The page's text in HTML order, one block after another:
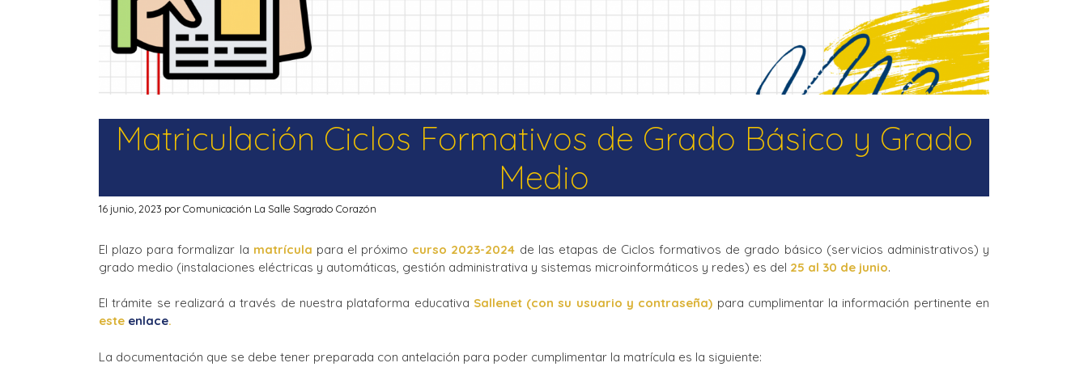
Matriculación Ciclos Formativos de Grado Básico y Grado
Medio
16 junio, 2023 porComunicación La Salle Sagrado Corazón
El plazo para formalizar la matrícula para el próximo curso 2023-2024 de las etapas de Ciclos formativos de grado básico (servicios administrativos) y
grado medio (instalaciones eléctricas y automáticas, gestión administrativa y sistemas microinformáticos y redes) es del 25 al 30 de junio.
El trámite se realizará a través de nuestra plataforma educativa Sallenet (con su usuario y contraseña) para cumplimentar la información pertinente en
este enlace.
La documentación que se debe tener preparada con antelación para poder cumplimentar la matrícula es la siguiente: